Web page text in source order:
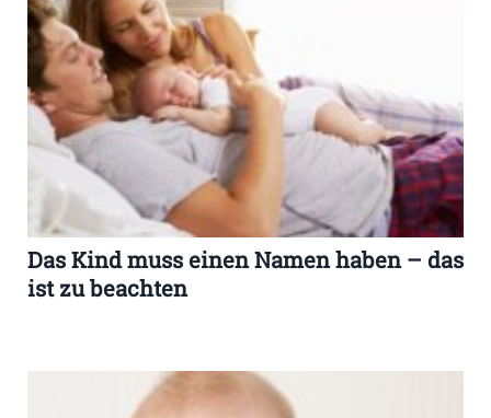
Das Kind muss einen Namen haben – das
ist zu beachten